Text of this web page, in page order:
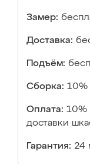
Замер:
Доставка:
Подъём:
Сборка: 10%
Оплата: 10%
доставки
Гарантия: 24